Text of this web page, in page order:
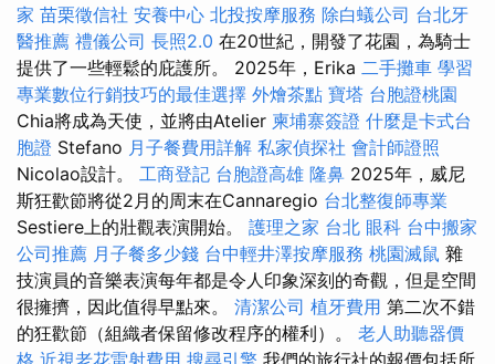
家 苗栗徵信社 安養中心 北投按摩服務 除白蟻公司 台北牙
醫推薦 禮儀公司 長照2.0 在20世紀，開發了花園，為騎士
提供了一些輕鬆的庇護所。 2025年，Erika 二手攤車 學習
專業數位行銷技巧的最佳選擇 外燴茶點 寶塔 台胞證桃園
Chia將成為天使，並將由Atelier 柬埔寨簽證 什麼是卡式台
胞證 Stefano 月子餐費用詳解 私家偵探社 會計師證照
Nicolao設計。 工商登記 台胞證高雄 隆鼻 2025年，威尼
斯狂歡節將從2月的周末在Cannaregio 台北整復師專業
Sestiere上的壯觀表演開始。 護理之家 台北 眼科 台中搬家
公司推薦 月子餐多少錢 台中輕井澤按摩服務 桃園滅鼠 雜
技演員的音樂表演每年都是令人印象深刻的奇觀，但是空間
很擁擠，因此值得早點來。 清潔公司 植牙費用 第二次不錯
的狂歡節（組織者保留修改程序的權利）。 老人助聽器價
格 近視老花雷射費用 搜尋引擎 我們的旅行社的報價包括所